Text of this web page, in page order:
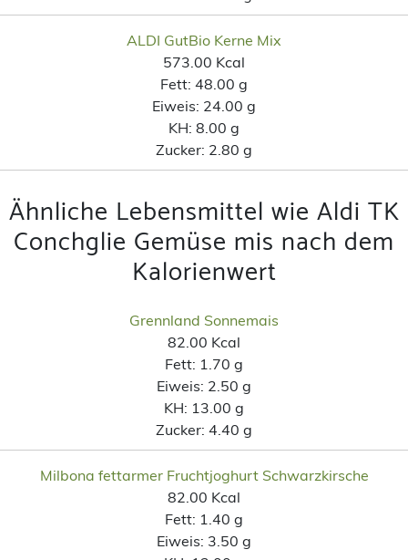
ALDI GutBio Kerne Mix
573.00 Kcal
Fett: 48.00 g
Eiweis: 24.00 g
KH: 8.00 g
Zucker: 2.80 g
Ähnliche Lebensmittel wie Aldi TK
Conchglie Gemüse mis nach dem
Kalorienwert
Grennland Sonnemais
82.00 Kcal
Fett: 1.70 g
Eiweis: 2.50 g
KH: 13.00 g
Zucker: 4.40 g
Milbona fettarmer Fruchtjoghurt Schwarzkirsche
82.00 Kcal
Fett: 1.40 g
Eiweis: 3.50 g